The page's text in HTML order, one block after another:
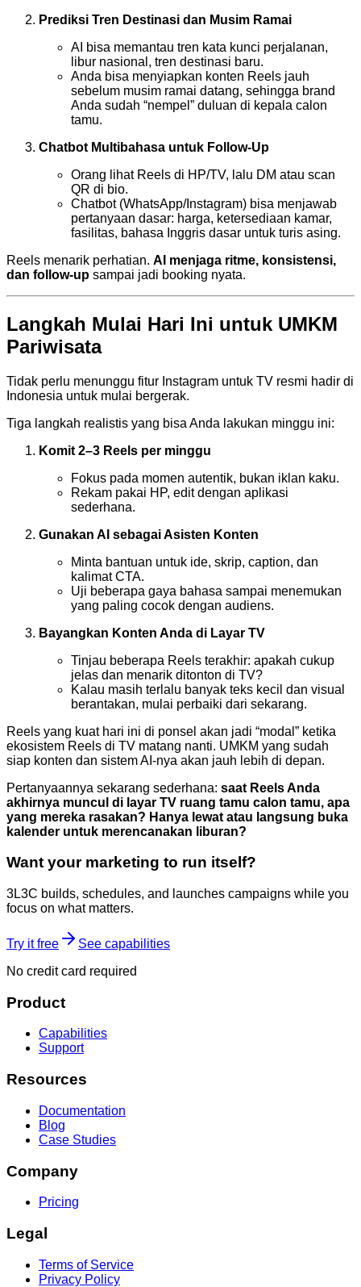
Prediksi Tren Destinasi dan Musim Ramai
AI bisa memantau tren kata kunci perjalanan,
libur nasional, tren destinasi baru.
Anda bisa menyiapkan konten Reels jauh
sebelum musim ramai datang, sehingga brand
Anda sudah “nempel” duluan di kepala calon
tamu.
Chatbot Multibahasa untuk Follow-Up
Orang lihat Reels di HP/TV, lalu DM atau scan
QR di bio.
Chatbot (WhatsApp/Instagram) bisa menjawab
pertanyaan dasar: harga, ketersediaan kamar,
fasilitas, bahasa Inggris dasar untuk turis asing.
Reels menarik perhatian. AI menjaga ritme, konsistensi,
dan follow-up sampai jadi booking nyata.
Langkah Mulai Hari Ini untuk UMKM
Pariwisata
Tidak perlu menunggu fitur Instagram untuk TV resmi hadir di
Indonesia untuk mulai bergerak.
Tiga langkah realistis yang bisa Anda lakukan minggu ini:
Komit 2–3 Reels per minggu
Fokus pada momen autentik, bukan iklan kaku.
Rekam pakai HP, edit dengan aplikasi
sederhana.
Gunakan AI sebagai Asisten Konten
Minta bantuan untuk ide, skrip, caption, dan
kalimat CTA.
Uji beberapa gaya bahasa sampai menemukan
yang paling cocok dengan audiens.
Bayangkan Konten Anda di Layar TV
Tinjau beberapa Reels terakhir: apakah cukup
jelas dan menarik ditonton di TV?
Kalau masih terlalu banyak teks kecil dan visual
berantakan, mulai perbaiki dari sekarang.
Reels yang kuat hari ini di ponsel akan jadi “modal” ketika
ekosistem Reels di TV matang nanti. UMKM yang sudah
siap konten dan sistem AI-nya akan jauh lebih di depan.
Pertanyaannya sekarang sederhana: saat Reels Anda
akhirnya muncul di layar TV ruang tamu calon tamu, apa
yang mereka rasakan? Hanya lewat atau langsung buka
kalender untuk merencanakan liburan?
Want your marketing to run itself?
3L3C builds, schedules, and launches campaigns while you
focus on what matters.
Try it free
See capabilities
No credit card required
Product
Capabilities
Support
Resources
Documentation
Blog
Case Studies
Company
Pricing
Legal
Terms of Service
Privacy Policy